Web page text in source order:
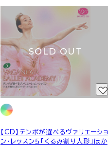
SOLD OUT
【CD】テンポが選べるヴァリエーショ
ン・レッスン５「くるみ割り人形」ほか